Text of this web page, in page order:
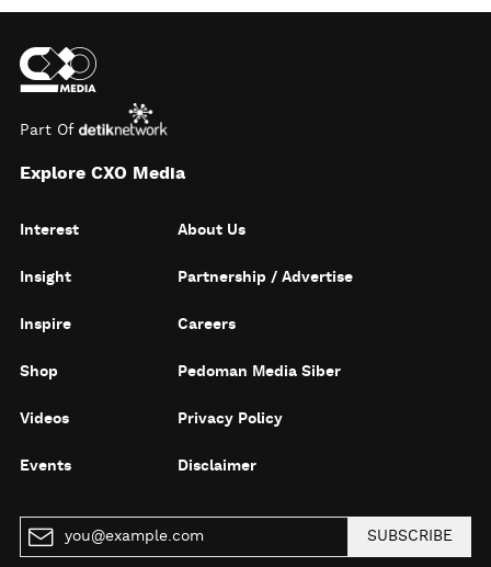
Part Of
Explore CXO Media
Interest
Insight
Inspire
Shop
Videos
Events
About Us
Partnership / Advertise
Careers
Pedoman Media Siber
Privacy Policy
Disclaimer
SUBSCRIBE